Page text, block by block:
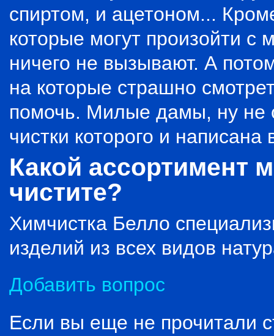
спиртом, и ацетоном...
которые могут произойти с
ничего не вызывают. А
на которые страшно
помочь. Милые дамы, ну не
чистки которого и написана
Какой ассортимент
чистите?
Химчистка Белло
изделий из всех видов
Добавить вопрос
Если вы еще не прочитали